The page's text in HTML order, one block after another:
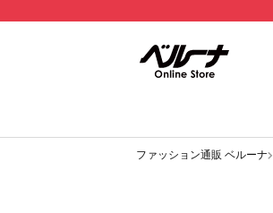
ファッション通販 ベルーナ